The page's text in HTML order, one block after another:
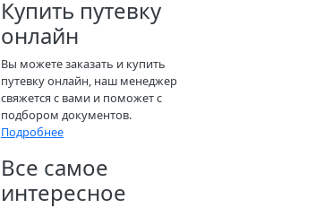
Купить путевку
онлайн
Вы можете заказать и купить
путевку онлайн, наш менеджер
свяжется с вами и поможет с
подбором документов.
Подробнее
Все самое
интересное